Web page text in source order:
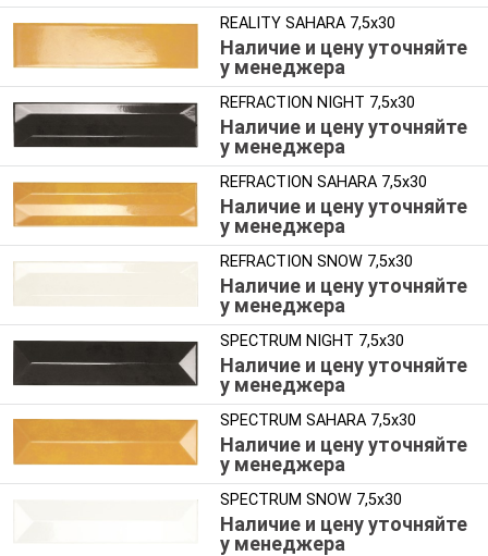
REALITY SAHARA 7,5x30
Наличие и цену уточняйте
у менеджера
REFRACTION NIGHT 7,5x30
Наличие и цену уточняйте
у менеджера
REFRACTION SAHARA 7,5x30
Наличие и цену уточняйте
у менеджера
REFRACTION SNOW 7,5x30
Наличие и цену уточняйте
у менеджера
SPECTRUM NIGHT 7,5x30
Наличие и цену уточняйте
у менеджера
SPECTRUM SAHARA 7,5x30
Наличие и цену уточняйте
у менеджера
SPECTRUM SNOW 7,5x30
Наличие и цену уточняйте
у менеджера